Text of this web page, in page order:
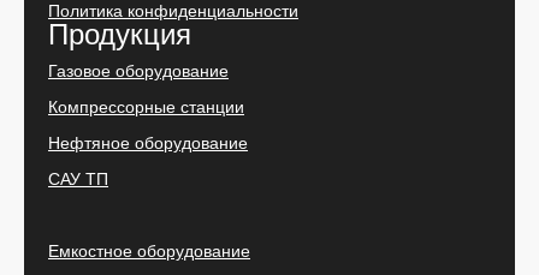
Политика конфиденциальности
Продукция
Газовое оборудование
Компрессорные станции
Нефтяное оборудование
САУ ТП
Емкостное оборудование